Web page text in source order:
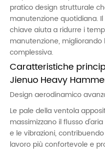
pratico design strutturale
manutenzione quotidiana.
chiave aiuta a ridurre i
manutenzione,
complessiva.
Caratteristiche
Jienuo Heavy
Design aerodinamico
Le pale della ventola
massimizzano il flusso
e le vibrazioni,
lavoro più confortevole e